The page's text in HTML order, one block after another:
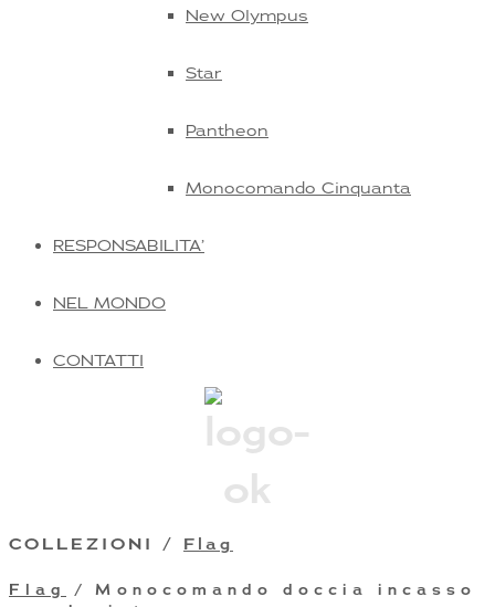
New Olympus
Star
Pantheon
Monocomando Cinquanta
RESPONSABILITA’
NEL MONDO
CONTATTI
COLLEZIONI / Flag
Flag
/ Monocomando doccia incasso